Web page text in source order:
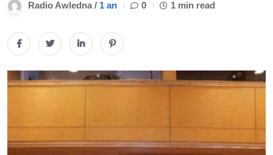
Radio Awledna / 1 an 0 1 min read